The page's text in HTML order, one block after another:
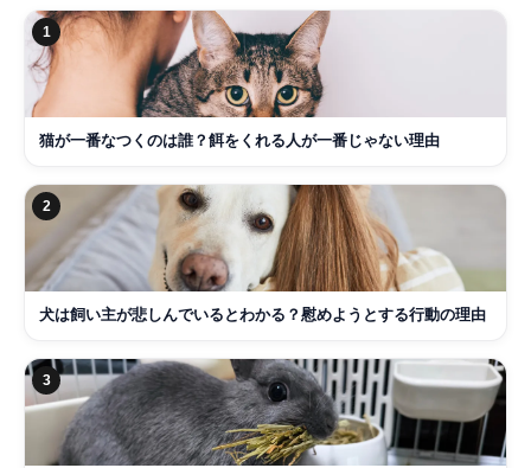
1
猫が一番なつくのは誰？餌をくれる人が一番じゃない理由
2
犬は飼い主が悲しんでいるとわかる？慰めようとする行動の理由
3